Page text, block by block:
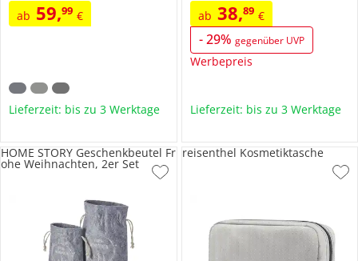
ab 59,99 €
Lieferzeit: bis zu 3 Werktage
ab 38,89 €
-29% gegenüber UVP
Werbepreis
Lieferzeit: bis zu 3 Werktage
HOME STORY Geschenkbeutel Fr
ohe Weihnachten, 2er Set
reisenthel Kosmetiktasche